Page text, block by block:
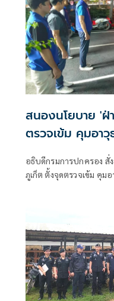
สนองนโยบาย '
ตรวจเข้ม คุมอา
อธิบดีกรมการปกครอง
ภูเก็ต ตั้งจุดตรวจเข้ม คุม